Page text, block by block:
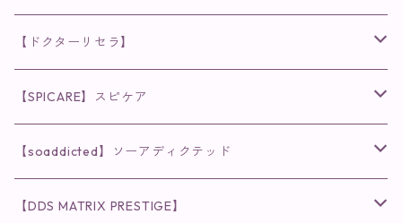
【ドクターリセラ】
◉AQUA VENUS
クレンジング・洗顔
化粧水
◉VI PLANTE
リキッド
◉ナチュリスティーアクレス
【SPICARE】スピケア
◉V3シリーズ
ファンデーション・ベース
◉V3 VSPIC C Line
【soaddicted】ソーアディクテッド
ラッシュアディクト
【DDS MATRIX PRESTIGE】